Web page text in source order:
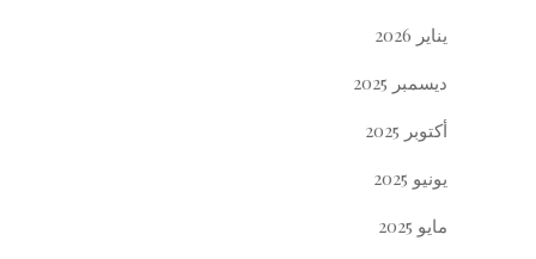
يناير 2026
ديسمبر 2025
أكتوبر 2025
يونيو 2025
مايو 2025